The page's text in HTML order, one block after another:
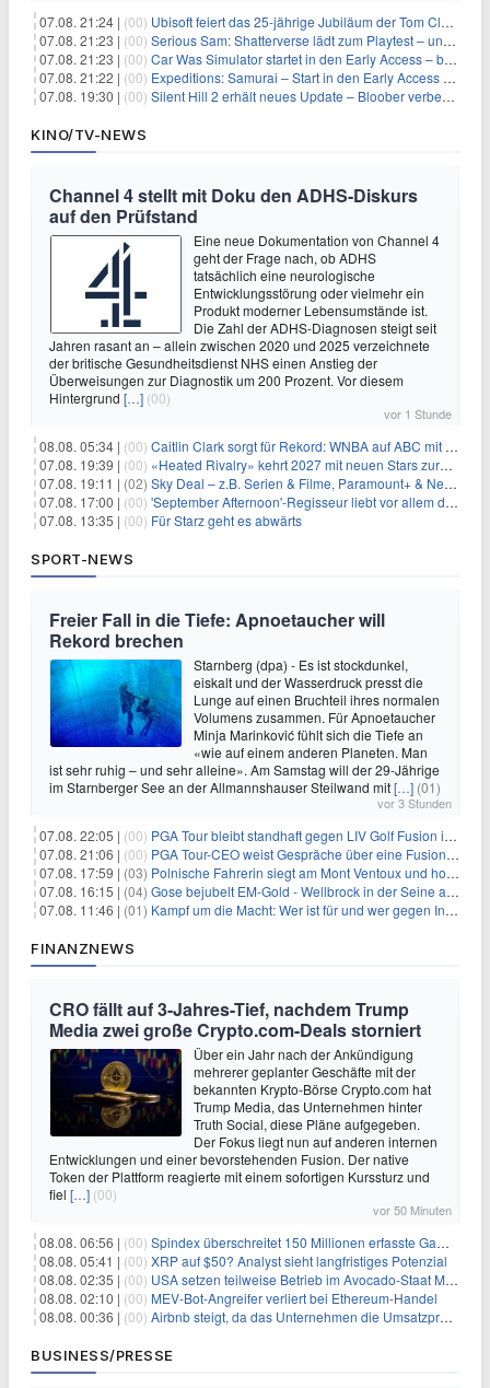
07.08. 21:24 | (00) Ubisoft feiert das 25-jährige Jubiläum der Tom Clancy’s Ghost Recon-Reihe
07.08. 21:23 | (00) Serious Sam: Shatterverse lädt zum Playtest – und erscheint schon bald!
07.08. 21:23 | (00) Car Was Simulator startet in den Early Access – bald gehts los!
07.08. 21:22 | (00) Expeditions: Samurai – Start in den Early Access ab heute im feudalen Japan
07.08. 19:30 | (00) Silent Hill 2 erhält neues Update – Bloober verbessert Grafik und Performance
KINO/TV-NEWS
Channel 4 stellt mit Doku den ADHS-Diskurs
auf den Prüfstand
Eine neue Dokumentation von Channel 4
geht der Frage nach, ob ADHS
tatsächlich eine neurologische
Entwicklungsstörung oder vielmehr ein
Produkt moderner Lebensumstände ist.
Die Zahl der ADHS-Diagnosen steigt seit
Jahren rasant an – allein zwischen 2020 und 2025 verzeichnete
der britische Gesundheitsdienst NHS einen Anstieg der
Überweisungen zur Diagnostik um 200 Prozent. Vor diesem
Hintergrund […] (00)
vor 1 Stunde
08.08. 05:34 | (00) Caitlin Clark sorgt für Rekord: WNBA auf ABC mit 2,5 Millionen Zuschauern
07.08. 19:39 | (00) «Heated Rivalry» kehrt 2027 mit neuen Stars zurück
07.08. 19:11 | (02) Sky Deal – z.B. Serien & Filme, Paramount+ & Netflix für 19,99€/Monat
07.08. 17:00 | (00) 'September Afternoon'-Regisseur liebt vor allem die 'Banalität' in seinen Filmen
07.08. 13:35 | (00) Für Starz geht es abwärts
SPORT-NEWS
Freier Fall in die Tiefe: Apnoetaucher will
Rekord brechen
Starnberg (dpa) - Es ist stockdunkel,
eiskalt und der Wasserdruck presst die
Lunge auf einen Bruchteil ihres normalen
Volumens zusammen. Für Apnoetaucher
Minja Marinković fühlt sich die Tiefe an
«wie auf einem anderen Planeten. Man
ist sehr ruhig – und sehr alleine». Am Samstag will der 29-Jährige
im Starnberger See an der Allmannshauser Steilwand mit[…] (01)
vor 3 Stunden
07.08. 22:05 | (00) PGA Tour bleibt standhaft gegen LIV Golf Fusion in einem sich wandelnden Sportumfeld
07.08. 21:06 | (00) PGA Tour-CEO weist Gespräche über eine Fusion mit LIV Golf zurück und bekräftigt die Wettbewerbslandschaft
07.08. 17:59 | (03) Polnische Fahrerin siegt am Mont Ventoux und holt Tour-Gelb
07.08. 16:15 | (04) Gose bejubelt EM-Gold - Wellbrock in der Seine ausgebremst
07.08. 11:46 | (01) Kampf um die Macht: Wer ist für und wer gegen Infantino?
FINANZNEWS
CRO fällt auf 3-Jahres-Tief, nachdem Trump
Media zwei große Crypto.com-Deals storniert
Über ein Jahr nach der Ankündigung
mehrerer geplanter Geschäfte mit der
bekannten Krypto-Börse Crypto.com hat
Trump Media, das Unternehmen hinter
Truth Social, diese Pläne aufgegeben.
Der Fokus liegt nun auf anderen internen
Entwicklungen und einer bevorstehenden Fusion. Der native
Token der Plattform reagierte mit einem sofortigen Kurssturz und
fiel […] (00)
vor 50 Minuten
08.08. 06:56 | (00) Spindex überschreitet 150 Millionen erfasste Gaming-Ereignisse in Echtzeit-Datenpipeline
08.08. 05:41 | (00) XRP auf $50? Analyst sieht langfristiges Potenzial
08.08. 02:35 | (00) USA setzen teilweise Betrieb im Avocado-Staat Michoacán in Mexiko wieder in Gang
08.08. 02:10 | (00) MEV-Bot-Angreifer verliert bei Ethereum-Handel
08.08. 00:36 | (00) Airbnb steigt, da das Unternehmen die Umsatzprognose anhebt und starkes Wachstum signalisiert
BUSINESS/PRESSE